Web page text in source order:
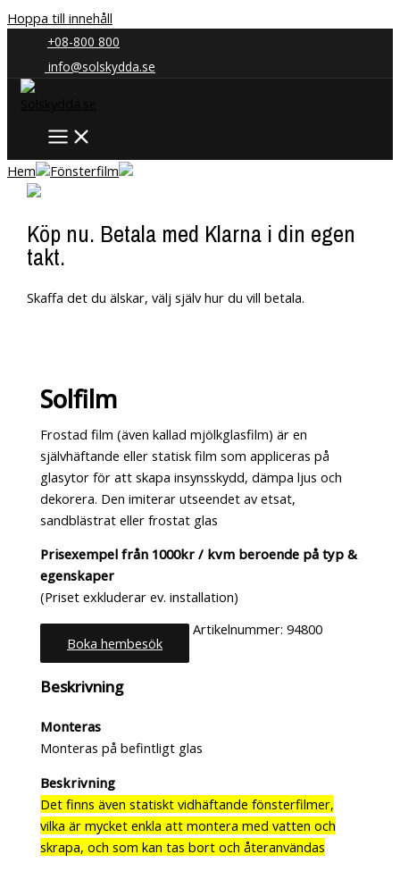
Hoppa till innehåll
+08-800 800
info@solskydda.se
Hem Fönsterfilm
Köp nu. Betala med Klarna i din egen
takt.
Skaffa det du älskar, välj själv hur du vill betala.
Solfilm
Frostad film (även kallad mjölkglasfilm) är en
självhäftande eller statisk film som appliceras på
glasytor för att skapa insynsskydd, dämpa ljus och
dekorera. Den imiterar utseendet av etsat,
sandblästrat eller frostat glas
Prisexempel från 1000kr / kvm beroende på typ &
egenskaper
(Priset exkluderar ev. installation)
Boka hembesök
Artikelnummer:94800
Kategori:Fönsterfilm
Beskrivning
Monteras
Monteras på befintligt glas
Beskrivning
Det finns även statiskt vidhäftande fönsterfilmer,
vilka är mycket enkla att montera med vatten och
skrapa, och som kan tas bort och återanvändas